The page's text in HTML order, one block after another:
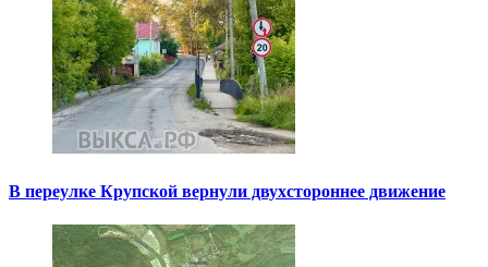
В переулке Крупской вернули двухстороннее движение